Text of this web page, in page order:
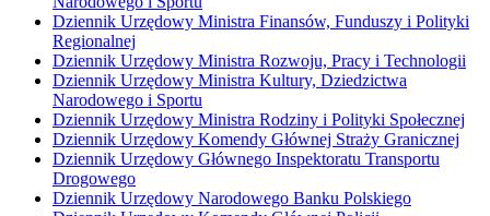
Dziennik Urzędowy Ministra Finansów, Funduszy i Polityki
Regionalnej
Dziennik Urzędowy Ministra Rozwoju, Pracy i Technologii
Dziennik Urzędowy Ministra Kultury, Dziedzictwa
Narodowego i Sportu
Dziennik Urzędowy Ministra Rodziny i Polityki Społecznej
Dziennik Urzędowy Komendy Głównej Straży Granicznej
Dziennik Urzędowy Głównego Inspektoratu Transportu
Drogowego
Dziennik Urzędowy Narodowego Banku Polskiego